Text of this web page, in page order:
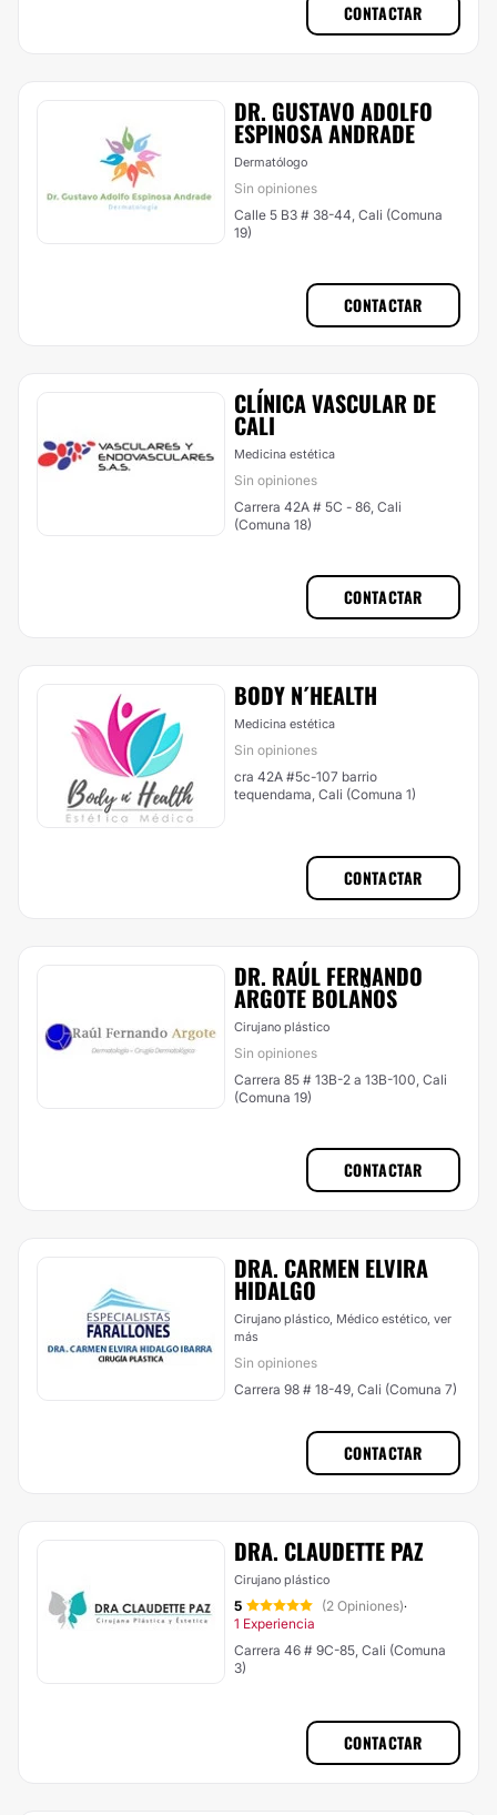
CONTACTAR
DR. GUSTAVO ADOLFO
ESPINOSA ANDRADE
Dermatólogo
Sin opiniones
Calle 5 B3 # 38-44, Cali (Comuna
19)
CONTACTAR
CLÍNICA VASCULAR DE
CALI
Medicina estética
Sin opiniones
Carrera 42A # 5C - 86, Cali
(Comuna 18)
CONTACTAR
BODY N´HEALTH
Medicina estética
Sin opiniones
cra 42A #5c-107 barrio
tequendama, Cali (Comuna 1)
CONTACTAR
DR. RAÚL FERNANDO
ARGOTE BOLAÑOS
Cirujano plástico
Sin opiniones
Carrera 85 # 13B-2 a 13B-100, Cali
(Comuna 19)
CONTACTAR
DRA. CARMEN ELVIRA
HIDALGO
Cirujano plástico, Médico estético, ver
más
Sin opiniones
Carrera 98 # 18-49, Cali (Comuna 7)
CONTACTAR
DRA. CLAUDETTE PAZ
Cirujano plástico
5 (2 Opiniones)·
1 Experiencia
Carrera 46 # 9C-85, Cali (Comuna
3)
CONTACTAR